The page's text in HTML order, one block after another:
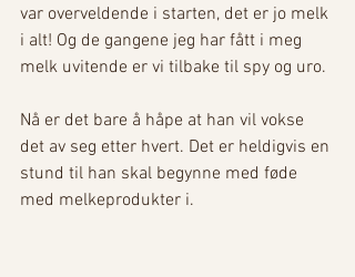
var overveldende i starten, det er jo melk
i alt! Og de gangene jeg har fått i meg
melk uvitende er vi tilbake til spy og uro.
Nå er det bare å håpe at han vil vokse
det av seg etter hvert. Det er heldigvis en
stund til han skal begynne med føde
med melkeprodukter i.